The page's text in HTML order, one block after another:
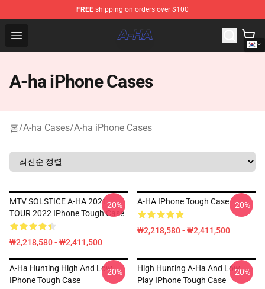
FREE shipping on orders over $100
Open menu
A-ha Store - Official A-ha Merchandise Shop
A-ha iPhone Cases
홈/A-ha Cases/A-ha iPhone Cases
MTV SOLSTICE A-HA 2021
TOUR 2022 IPhone Tough Case
₩2,218,580 - ₩2,411,500
-20% A-HA IPhone Tough Case
₩2,218,580 - ₩2,411,500
-20%
A-Ha Hunting High And Low
IPhone Tough Case
-20%
High Hunting A-Ha And Low
Play IPhone Tough Case
-20%